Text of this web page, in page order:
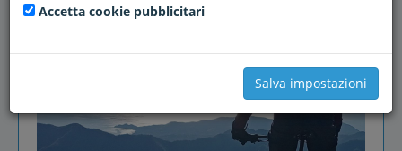
Accetta cookie pubblicitari
Salva impostazioni